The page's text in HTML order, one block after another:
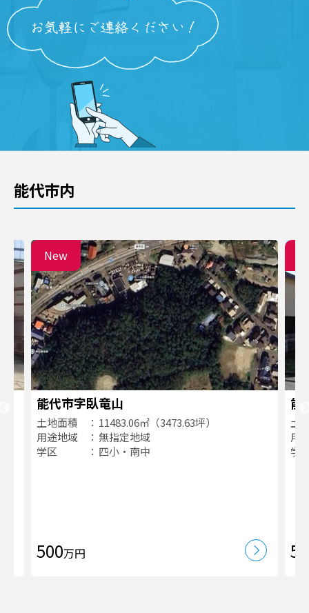
能代市内
New
能代市字臥竜山
土地面積
11483.06㎡（3473.63坪）
用途地域
無指定地域
学区
四小・南中
500万円
能
土
用
学